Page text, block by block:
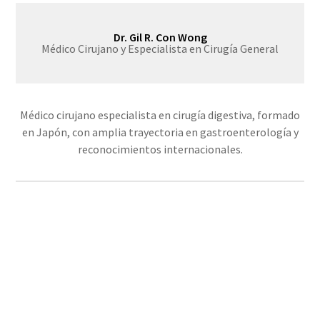
Dr. Gil R. Con Wong
Médico Cirujano y Especialista en Cirugía General
Médico cirujano especialista en cirugía digestiva, formado
en Japón, con amplia trayectoria en gastroenterología y
reconocimientos internacionales.